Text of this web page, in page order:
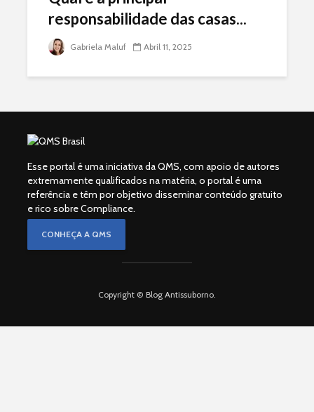
responsabilidade das casas...
Gabriela Maluf Abril 11, 2025
Esse portal é uma iniciativa da QMS, com apoio de autores
extremamente qualificados na matéria, o portal é uma
referência e têm por objetivo disseminar conteúdo gratuito
e rico sobre Compliance.
CONHEÇA A QMS
Copyright © Blog Antissuborno.